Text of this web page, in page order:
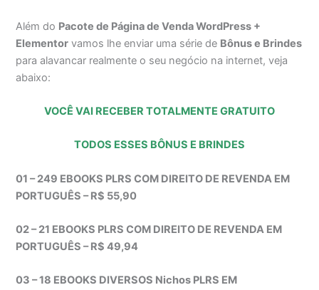
Além do Pacote de Página de Venda WordPress +
Elementor vamos lhe enviar uma série de Bônus e Brindes
para alavancar realmente o seu negócio na internet, veja
abaixo:
VOCÊ VAI RECEBER TOTALMENTE GRATUITO
TODOS ESSES BÔNUS E BRINDES
01 – 249 EBOOKS PLRS COM DIREITO DE REVENDA EM
PORTUGUÊS – R$ 55,90
02 – 21 EBOOKS PLRS COM DIREITO DE REVENDA EM
PORTUGUÊS – R$ 49,94
03 – 18 EBOOKS DIVERSOS Nichos PLRS EM